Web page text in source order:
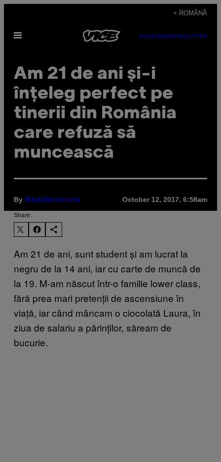
content
+ ROMÂNĂ
Open
SUBSCRIBENEWSLETTER
Am 21 de ani și-i
înțeleg perfect pe
tinerii din România
care refuză să
muncească
By Mădălin Istrate October 12, 2017, 6:58am
Share:
Am 21 de ani, sunt student și am lucrat la
negru de la 14 ani, iar cu carte de muncă de
la 19. M-am născut într-o familie lower class,
fără prea mari pretenții de ascensiune în
viață, iar când mâncam o ciocolată Laura, în
ziua de salariu a părinților, săream de
bucurie.